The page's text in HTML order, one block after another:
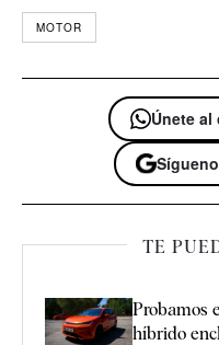
MOTOR
Únete al
TE
Probamos
híbrido